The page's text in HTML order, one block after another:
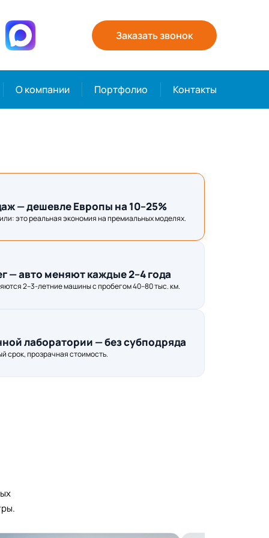
Заказать звонок
О компании Портфолио Контакты
— дешевле Европы на 10–25%
это реальная экономия на премиальных моделях.
— авто меняют каждые 2–4 года
2–3-летние машины с пробегом 40–80 тыс. км.
лаборатории — без субподряда
срок, прозрачная стоимость.